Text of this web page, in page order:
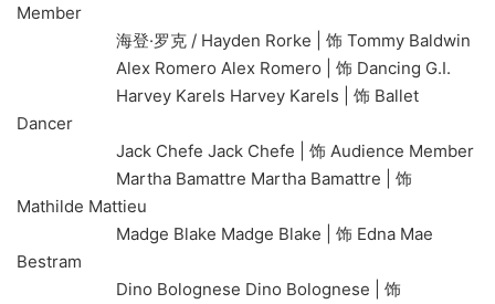
Member
海登·罗克 / Hayden Rorke | 饰 Tommy Baldwin
Alex Romero Alex Romero | 饰 Dancing G.I.
Harvey Karels Harvey Karels | 饰 Ballet
Dancer
Jack Chefe Jack Chefe | 饰 Audience Member
Martha Bamattre Martha Bamattre | 饰
Mathilde Mattieu
Madge Blake Madge Blake | 饰 Edna Mae
Bestram
Dino Bolognese Dino Bolognese | 饰